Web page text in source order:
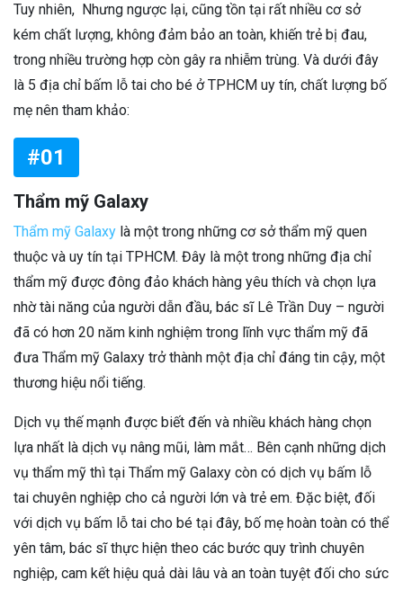
Tuy nhiên, Nhưng ngược lại, cũng tồn tại rất nhiều cơ sở
kém chất lượng, không đảm bảo an toàn, khiến trẻ bị đau,
trong nhiều trường hợp còn gây ra nhiễm trùng. Và dưới đây
là 5 địa chỉ bấm lỗ tai cho bé ở TPHCM uy tín, chất lượng bố
mẹ nên tham khảo:
#01
Thẩm mỹ Galaxy
Thẩm mỹ Galaxy là một trong những cơ sở thẩm mỹ quen
thuộc và uy tín tại TPHCM. Đây là một trong những địa chỉ
thẩm mỹ được đông đảo khách hàng yêu thích và chọn lựa
nhờ tài năng của người dẫn đầu, bác sĩ Lê Trần Duy – người
đã có hơn 20 năm kinh nghiệm trong lĩnh vực thẩm mỹ đã
đưa Thẩm mỹ Galaxy trở thành một địa chỉ đáng tin cậy, một
thương hiệu nổi tiếng.
Dịch vụ thế mạnh được biết đến và nhiều khách hàng chọn
lựa nhất là dịch vụ nâng mũi, làm mắt… Bên cạnh những dịch
vụ thẩm mỹ thì tại Thẩm mỹ Galaxy còn có dịch vụ bấm lỗ
tai chuyên nghiệp cho cả người lớn và trẻ em. Đặc biệt, đối
với dịch vụ bấm lỗ tai cho bé tại đây, bố mẹ hoàn toàn có thể
yên tâm, bác sĩ thực hiện theo các bước quy trình chuyên
nghiệp, cam kết hiệu quả dài lâu và an toàn tuyệt đối cho sức